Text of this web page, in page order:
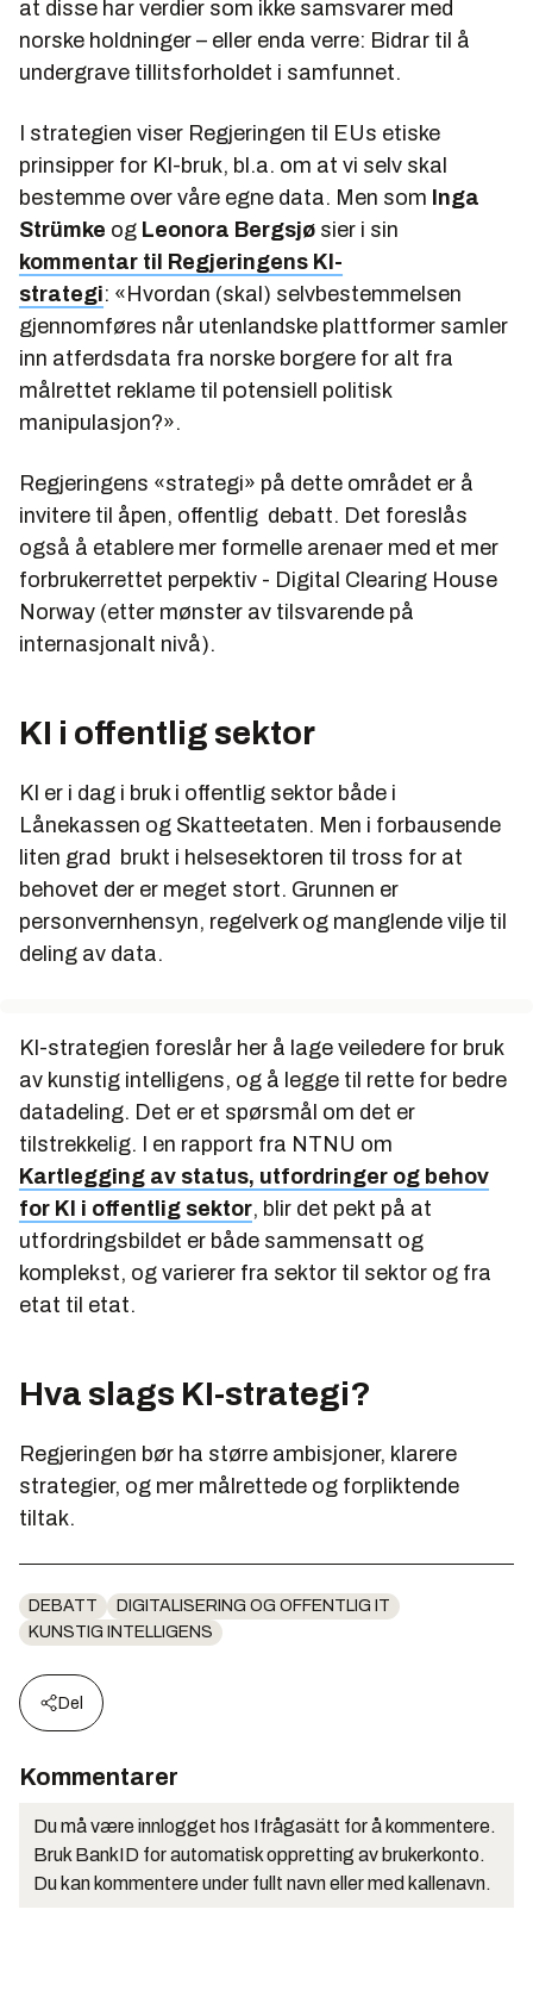
at disse har verdier som ikke samsvarer med
norske holdninger – eller enda verre: Bidrar til å
undergrave tillitsforholdet i samfunnet.
I strategien viser Regjeringen til EUs etiske
prinsipper for KI-bruk, bl.a. om at vi selv skal
bestemme over våre egne data. Men som Inga
Strümke og Leonora Bergsjø sier i sin
kommentar til Regjeringens KI-
strategi: «Hvordan (skal) selvbestemmelsen
gjennomføres når utenlandske plattformer samler
inn atferdsdata fra norske borgere for alt fra
målrettet reklame til potensiell politisk
manipulasjon?».
Regjeringens «strategi» på dette området er å
invitere til åpen, offentlig debatt. Det foreslås
også å etablere mer formelle arenaer med et mer
forbrukerrettet perpektiv - Digital Clearing House
Norway (etter mønster av tilsvarende på
internasjonalt nivå).
KI i offentlig sektor
KI er i dag i bruk i offentlig sektor både i
Lånekassen og Skatteetaten. Men i forbausende
liten grad brukt i helsesektoren til tross for at
behovet der er meget stort. Grunnen er
personvernhensyn, regelverk og manglende vilje til
deling av data.
KI-strategien foreslår her å lage veiledere for bruk
av kunstig intelligens, og å legge til rette for bedre
datadeling. Det er et spørsmål om det er
tilstrekkelig. I en rapport fra NTNU om
Kartlegging av status, utfordringer og behov
for KI i offentlig sektor, blir det pekt på at
utfordringsbildet er både sammensatt og
komplekst, og varierer fra sektor til sektor og fra
etat til etat.
Hva slags KI-strategi?
Regjeringen bør ha større ambisjoner, klarere
strategier, og mer målrettede og forpliktende
tiltak.
DEBATT
DIGITALISERING OG OFFENTLIG IT
KUNSTIG INTELLIGENS
Del
Kommentarer
Du må være innlogget hos Ifrågasätt for å kommentere.
Bruk BankID for automatisk oppretting av brukerkonto.
Du kan kommentere under fullt navn eller med kallenavn.